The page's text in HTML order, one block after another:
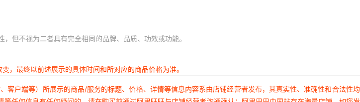
但不视为二者具有完全相同的品牌、品质、功效或功能。
，最终以前述展示的具体时间和所对应的商品价格为准。
户端等）所展示的商品/服务的标题、价格、详情等信息内容系由店铺经营者发布，其真实性、准确性和合法性